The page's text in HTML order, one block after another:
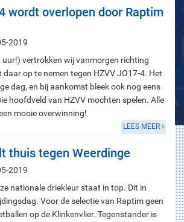
wordt overlopen door Raptim
2019
uur!) vertrokken wij vanmorgen richting
daar op te nemen tegen HZVV JO17-4. Het
dag, en bij aankomst bleek ook nog eens
hoofdveld van HZVV mochten spelen. Alle
mooie overwinning!
LEES MEER
thuis tegen Weerdinge
2019
nationale driekleur staat in top. Dit in
Voor de selectie van Raptim geen
op de Klinkenvlier. Tegenstander is